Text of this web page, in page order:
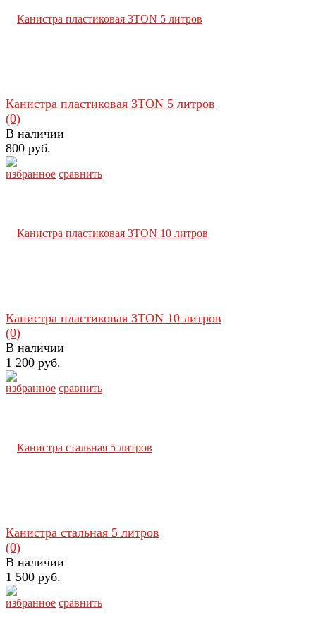
избранное сравнить
Канистра пластиковая 3TON 5 литров
(0)
В наличии
800 руб.
избранное сравнить
Канистра пластиковая 3TON 10 литров
(0)
В наличии
1 200 руб.
избранное сравнить
Канистра стальная 5 литров
(0)
В наличии
1 500 руб.